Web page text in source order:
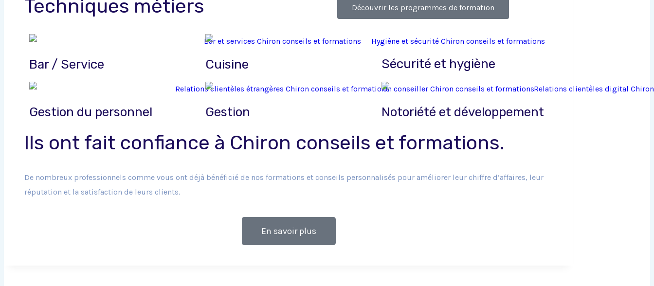
Techniques métiers Découvrir les programmes de formation
Bar / Service Cuisine Sécurité et hygiène
Gestion du personnel Gestion Notoriété et développement
Ils ont fait confiance à Chiron conseils et formations.
De nombreux professionnels comme vous ont déjà bénéficié de nos formations et conseils personnalisés pour améliorer leur chiffre d’affaires, leur
réputation et la satisfaction de leurs clients.
En savoir plus